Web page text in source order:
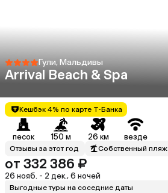
Гули, Мальдивы
Arrival Beach & Spa
Кешбэк 4% по карте Т-Банка
песок 150 м 26 км везде
Отзывы за этот год Собственный пляж
от 332 386 ₽
26 нояб. - 2 дек., 6 ночей
Выгодные туры на соседние даты